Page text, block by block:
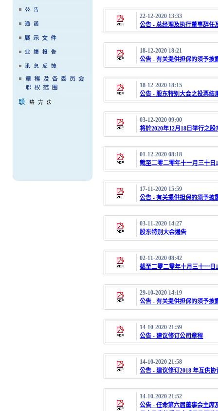
22-12-2020 13:33
公告 - 总经理及执行董事辞任
18-12-2020 18:21
公告 - 有关提供担保的须予披
18-12-2020 18:15
公告 - 股东特别大会之投票结
03-12-2020 09:00
将於2020年12月18日举行之
01-12-2020 08:18
截至二零二零年十一月三十
17-11-2020 15:59
公告 - 有关提供担保的须予披
03-11-2020 14:27
股东特别大会通告
02-11-2020 08:42
截至二零二零年十月三十一
29-10-2020 14:19
公告 - 有关提供担保的须予披
14-10-2020 21:59
公告 - 建议修订公司章程
14-10-2020 21:58
公告 - 建议修订2018 年互供
14-10-2020 21:52
公告 - 任命第六届董事会主席